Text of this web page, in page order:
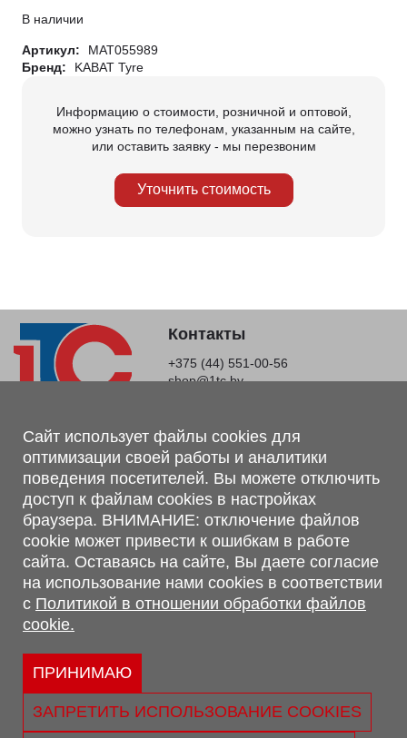
В наличии
Артикул:
МАТ055989
Бренд:
KABAT Tyre
Информацию о стоимости, розничной и оптовой,
можно узнать по телефонам, указанным на сайте,
или оставить заявку - мы перезвоним
Уточнить стоимость
Контакты
+375 (44) 551-00-56
shop@1tc.by
Магазин, склад
г. Минск, Минский р-н, п. Привольный, ул. Мира, 20А,
223062
г. Брест, ул. Лейтенанта Рябцева, 108 В, 224701
Обращаем Ваше внимание, что вся предоставленная на сайте
информация, касающаяся комплектаций, технических
характеристик, цветовых сочетаний, а также стоимости и
сервисного обслуживания носит информационный характер и
не является публичной офертой, определяемой п.2 ст.407
Гражданского кодекса Республики Беларусь.
Политика обработки персональных данных
Политикой в отношении обработки файлов cookie.
Сайт использует файлы cookies для
оптимизации своей работы и аналитики
поведения посетителей. Вы можете отключить
доступ к файлам cookies в настройках
браузера. ВНИМАНИЕ: отключение файлов
cookie может привести к ошибкам в работе
сайта. Оставаясь на сайте, Вы даете согласие
на использование нами cookies в соответствии
с Политикой в отношении обработки файлов
cookie.
ПРИНИМАЮ
ЗАПРЕТИТЬ ИСПОЛЬЗОВАНИЕ COOKIES